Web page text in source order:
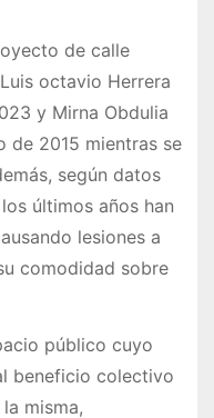
de calle
octavio Herrera
y Mirna Obdulia
de 2015 mientras se
según datos
últimos años han
lesiones a
comodidad sobre
público cuyo
beneficio colectivo
misma,